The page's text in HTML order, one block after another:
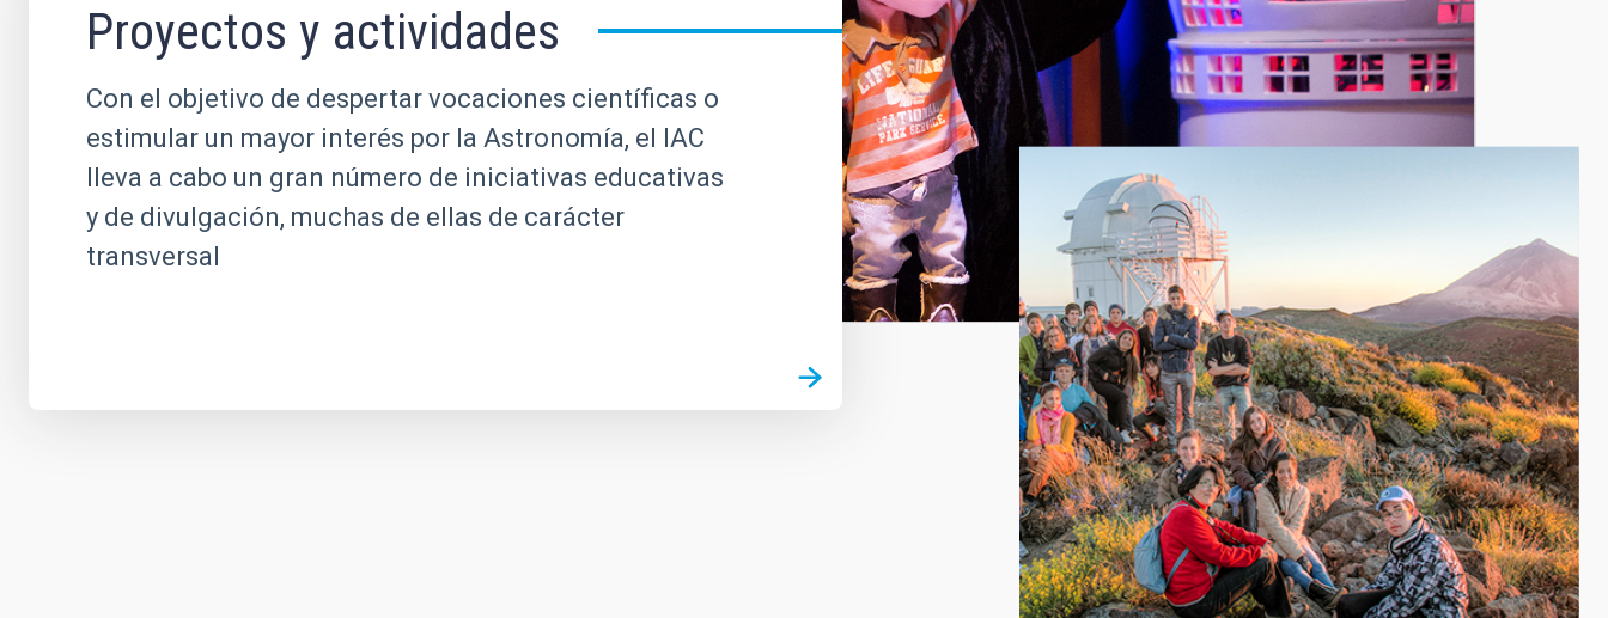
Proyectos y actividades
Con el objetivo de despertar vocaciones científicas o
estimular un mayor interés por la Astronomía, el IAC
lleva a cabo un gran número de iniciativas educativas
y de divulgación, muchas de ellas de carácter
transversal